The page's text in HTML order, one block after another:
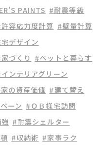
PAINTS #耐震等級
容応力度計算 #壁量計算
デザイン
づくり #ペットと暮らす
ンテリアグリーン
の資産価値 #建て替え
ーン #ＯＢ様宅訪問
#耐震シェルター
#収納術 #家事ラク